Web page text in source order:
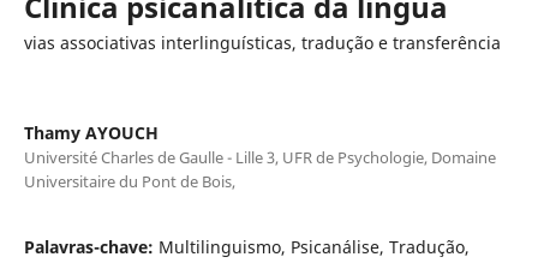
vias associativas interlinguísticas, tradução e transferência
Thamy AYOUCH
Université Charles de Gaulle - Lille 3, UFR de Psychologie, Domaine
Universitaire du Pont de Bois,
Palavras-chave: Multilinguismo, Psicanálise, Tradução,